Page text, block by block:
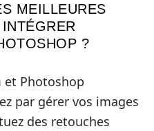
MEILLEURES
?
Photoshop
par gérer vos images
des retouches